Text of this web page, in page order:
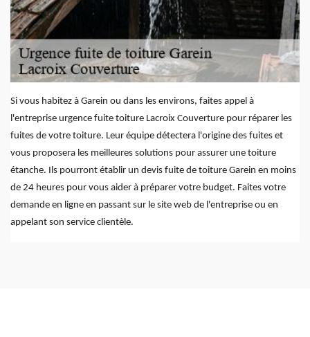
Si vous habitez à Garein ou dans les environs, faites appel à
l'entreprise urgence fuite toiture Lacroix Couverture pour réparer les
fuites de votre toiture. Leur équipe détectera l'origine des fuites et
vous proposera les meilleures solutions pour assurer une toiture
étanche. Ils pourront établir un devis fuite de toiture Garein en moins
de 24 heures pour vous aider à préparer votre budget. Faites votre
demande en ligne en passant sur le site web de l'entreprise ou en
appelant son service clientèle.